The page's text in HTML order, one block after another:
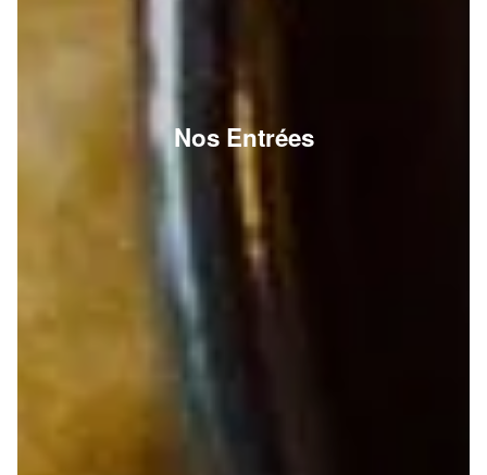
Nos Entrées